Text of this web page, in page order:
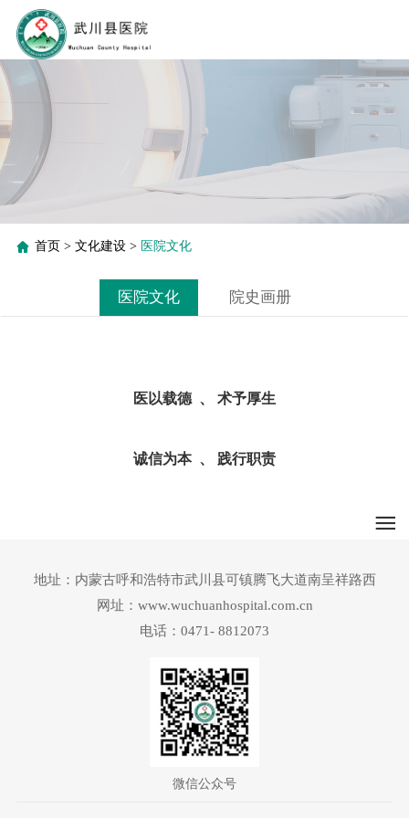
首页 > 文化建设> 医院文化
医院文化 院史画册
医以载德 、 术予厚生
诚信为本 、 践行职责
地址：内蒙古呼和浩特市武川县可镇腾飞大道南呈祥路西
网址：www.wuchuanhospital.com.cn
电话：0471- 8812073
微信公众号